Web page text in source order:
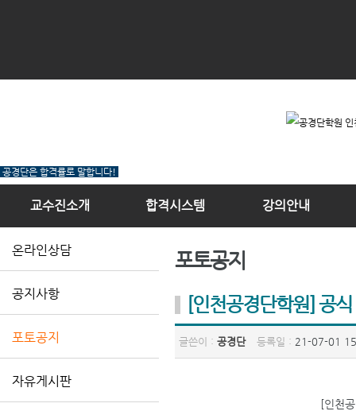
공경단은 합격률로 말합니다!
교수진소개 합격시스템 강의안내
온라인상담
공지사항
포토공지
자유게시판
포토공지
[인천공경단학원] 공
글쓴이 : 공경단 등록일 : 21-07-01
[인천